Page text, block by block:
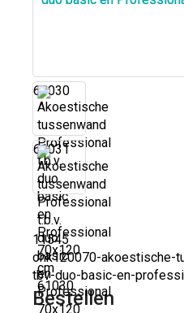
61030
61031
11545
onk120070-akoestische-
tbv-duo-basic-en-
Bestellen